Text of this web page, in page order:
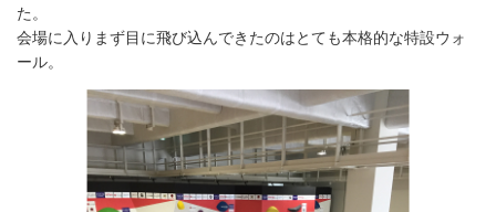
た。
会場に入りまず目に飛び込んできたのはとても本格的な特設ウォ
ール。